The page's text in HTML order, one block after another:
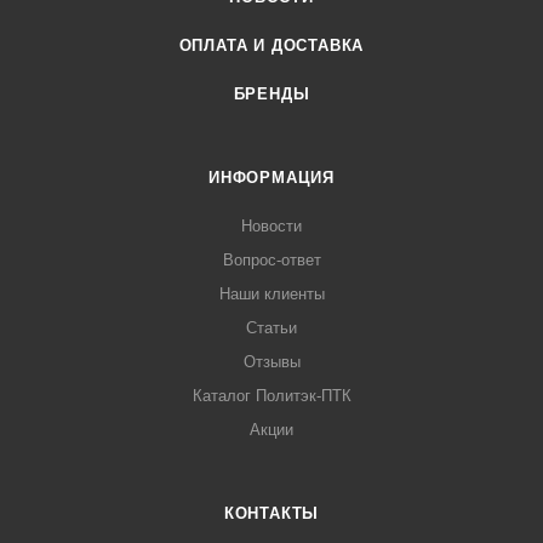
становится ниже на 90%.</p>
ОПЛАТА И ДОСТАВКА
БРЕНДЫ
ИНФОРМАЦИЯ
Новости
Вопрос-ответ
Наши клиенты
Статьи
Отзывы
Каталог Политэк-ПТК
Акции
КОНТАКТЫ